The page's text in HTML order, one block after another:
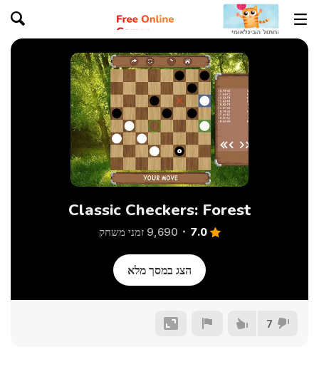
Classic Checkers: Forest
7.0 9,690 זמני משחק
הצג במסך מלא
7